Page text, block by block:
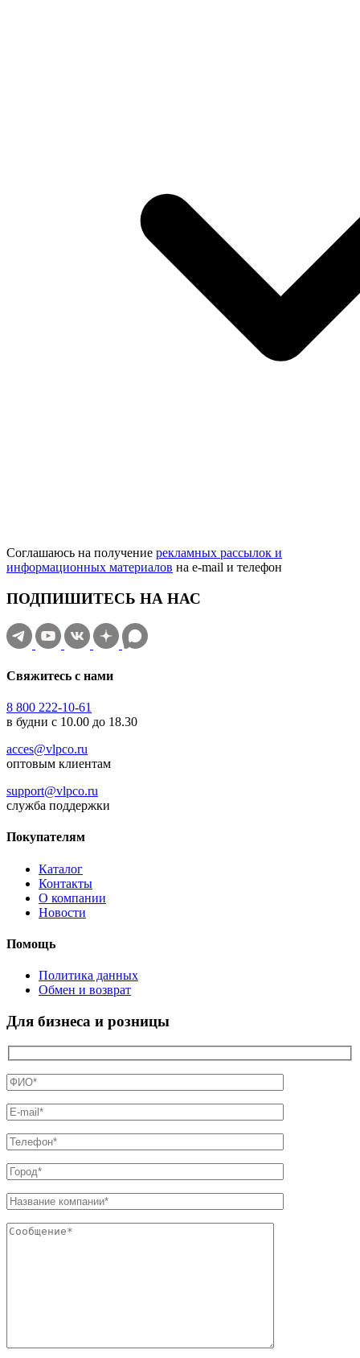
Соглашаюсь на получение рекламных рассылок и
информационных материалов на e‑mail и телефон
ПОДПИШИТЕСЬ НА НАС
Свяжитесь с нами
8 800 222-10-61
в будни с 10.00 до 18.30
acces@vlpco.ru
оптовым клиентам
support@vlpco.ru
служба поддержки
Покупателям
Каталог
Контакты
О компании
Новости
Помощь
Политика данных
Обмен и возврат
Для бизнеса и розницы